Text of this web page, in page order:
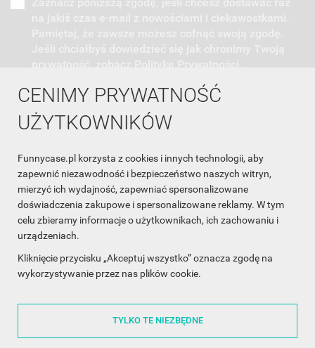
CENIMY PRYWATNOŚĆ
UŻYTKOWNIKÓW
Funnycase.pl korzysta z cookies i innych technologii, aby
zapewnić niezawodność i bezpieczeństwo naszych witryn,
mierzyć ich wydajność, zapewniać spersonalizowane
doświadczenia zakupowe i spersonalizowane reklamy. W tym
celu zbieramy informacje o użytkownikach, ich zachowaniu i
urządzeniach.
Kliknięcie przycisku „Akceptuj wszystko” oznacza zgodę na
wykorzystywanie przez nas plików cookie.
TYLKO TE NIEZBĘDNE
INFORMACJA O SKLEPIE
INFORMACJE
OBSŁUGA KLIENTA
WSPÓŁPRACA
ŚLEDŹ NAS NA FACEBOOKU